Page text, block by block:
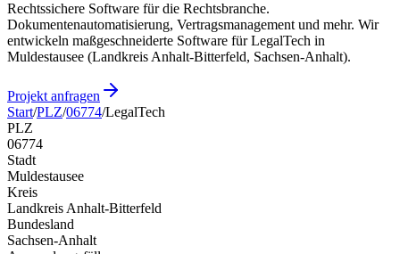
Rechtssichere Software für die Rechtsbranche.
Dokumentenautomatisierung, Vertragsmanagement und mehr. Wir
entwickeln maßgeschneiderte Software für LegalTech in
Muldestausee (Landkreis Anhalt-Bitterfeld, Sachsen-Anhalt).
Projekt anfragen
Start/PLZ/06774/LegalTech
PLZ
06774
Stadt
Muldestausee
Kreis
Landkreis Anhalt-Bitterfeld
Bundesland
Sachsen-Anhalt